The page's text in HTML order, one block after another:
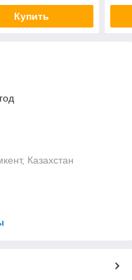
Купить
Казахстан